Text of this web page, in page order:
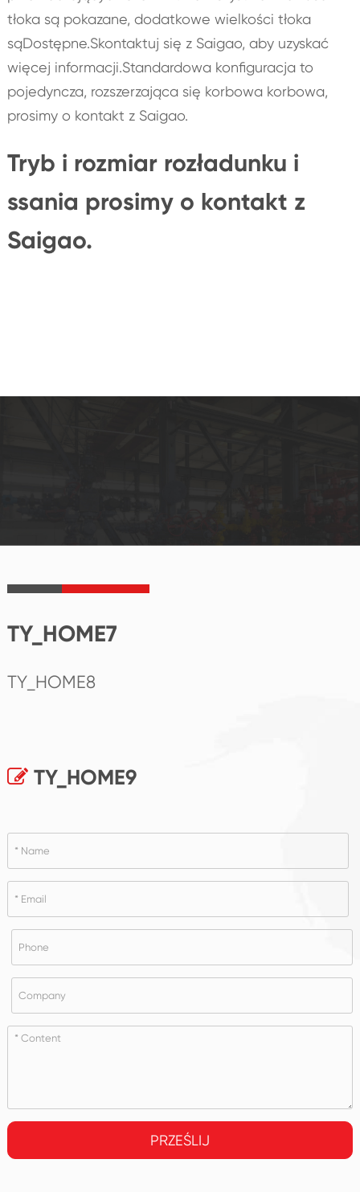
tłoka są pokazane, dodatkowe wielkości tłoka
sąDostępne.Skontaktuj się z Saigao, aby uzyskać
więcej informacji.Standardowa konfiguracja to
pojedyncza, rozszerzająca się korbowa korbowa,
prosimy o kontakt z Saigao.
Tryb i rozmiar rozładunku i
ssania prosimy o kontakt z
Saigao.
TY_HOME7
TY_HOME8
TY_HOME9
PRZEŚLIJ